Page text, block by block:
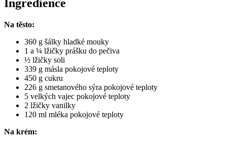
Ingredience
Na těsto:
360 g šálky hladké mouky
1 a ¼ lžičky prášku do pečiva
½ lžičky soli
339 g másla pokojové teploty
450 g cukru
226 g smetanového sýra pokojové teploty
5 velkých vajec pokojové teploty
2 lžičky vanilky
120 ml mléka pokojové teploty
Na krém: